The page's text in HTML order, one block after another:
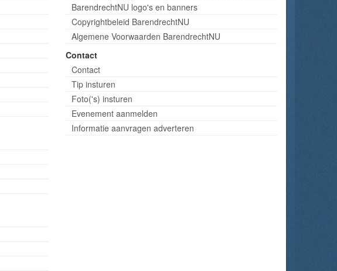
BarendrechtNU logo's en banners
Copyrightbeleid BarendrechtNU
Algemene Voorwaarden BarendrechtNU
Contact
Contact
Tip insturen
Foto('s) insturen
Evenement aanmelden
Informatie aanvragen adverteren